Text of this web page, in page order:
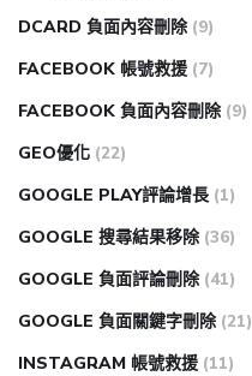
DCARD 負面內容刪除 (9)
FACEBOOK 帳號救援 (7)
FACEBOOK 負面內容刪除 (9)
GEO優化 (22)
GOOGLE PLAY評論增長 (1)
GOOGLE 搜尋結果移除 (36)
GOOGLE 負面評論刪除 (41)
GOOGLE 負面關鍵字刪除 (21)
INSTAGRAM 帳號救援 (11)